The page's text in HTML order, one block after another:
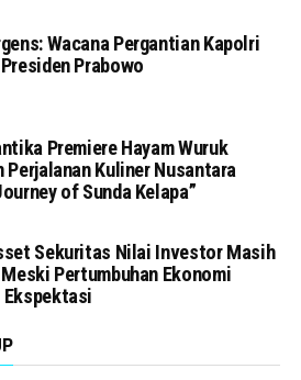
Wacana Pergantian Kapolri
Prabowo
Premiere Hayam Wuruk
Perjalanan Kuliner Nusantara
of Sunda Kelapa”
Sekuritas Nilai Investor Masih
Pertumbuhan Ekonomi
Ekspektasi